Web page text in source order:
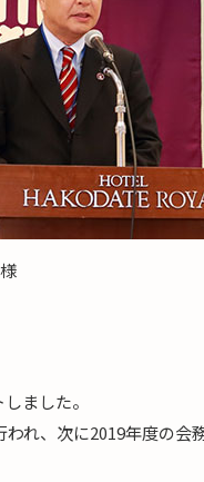
ました。
れ、次に2019年度の会